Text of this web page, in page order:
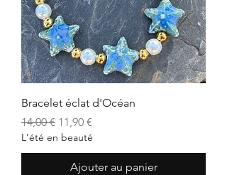
Bracelet éclat d'Océan
Prix original
14,00 € Prix promotionnel
11,90 €
L'été en beauté
Ajouter au panier